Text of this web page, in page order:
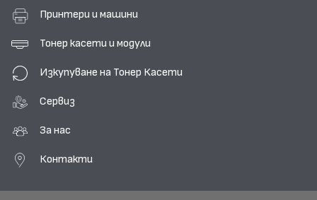
Принтери и машини
Тонер касети и модули
Изкупуване на Тонер Касети
Сервиз
За нас
Контакти